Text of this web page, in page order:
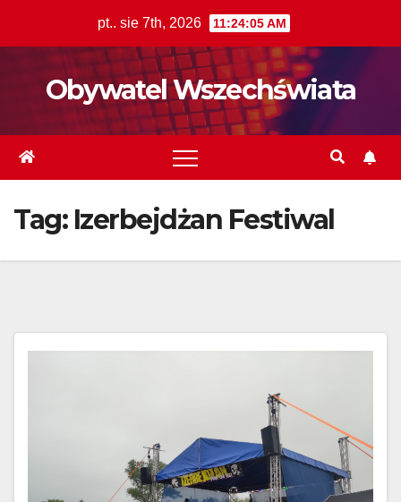
pt.. sie 7th, 2026 11:24:06 AM
Obywatel Wszechświata
Tag: Izerbejdżan Festiwal